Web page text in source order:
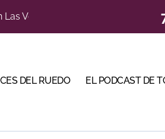
2026
DEL RUEDO EL PODCAST DE